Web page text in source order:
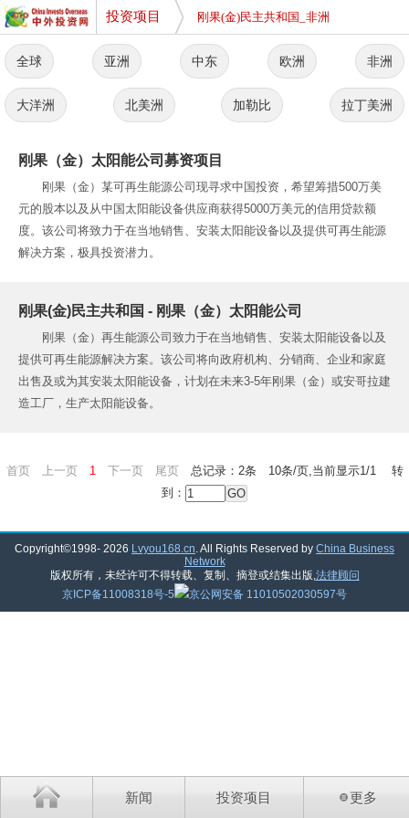
投资项目 刚果(金)民主共和国_非洲
全球 亚洲 中东 欧洲 非洲
大洋洲 北美洲 加勒比 拉丁美洲
刚果（金）太阳能公司募资项目
刚果（金）某可再生能源公司现寻求中国投资，希望筹措500万美
元的股本以及从中国太阳能设备供应商获得5000万美元的信用贷款额
度。该公司将致力于在当地销售、安装太阳能设备以及提供可再生能源
解决方案，极具投资潜力。
刚果(金)民主共和国 - 刚果（金）太阳能公司
刚果（金）再生能源公司致力于在当地销售、安装太阳能设备以及
提供可再生能源解决方案。该公司将向政府机构、分销商、企业和家庭
出售及或为其安装太阳能设备，计划在未来3-5年刚果（金）或安哥拉建
造工厂，生产太阳能设备。
首页 上一页 1 下一页 尾页总记录：2条 10条/页,当前显示1/1 转
到：
Copyright©1998- 2026 Lvyou168.cn. All Rights Reserved by China Business
Network
版权所有，未经许可不得转载、复制、摘登或结集出版,法律顾问
京ICP备11008318号-5
京公网安备 11010502030597号
新闻 投资项目 更多